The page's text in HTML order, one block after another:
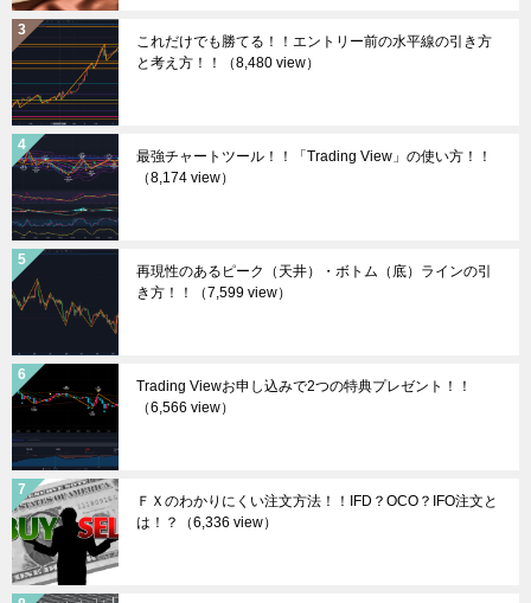
これだけでも勝てる！！エントリー前の水平線の引き方
と考え方！！
（8,480 view）
最強チャートツール！！「Trading View」の使い方！！
（8,174 view）
再現性のあるピーク（天井）・ボトム（底）ラインの引
き方！！
（7,599 view）
Trading Viewお申し込みで2つの特典プレゼント！！
（6,566 view）
ＦＸのわかりにくい注文方法！！IFD？OCO？IFO注文と
は！？
（6,336 view）